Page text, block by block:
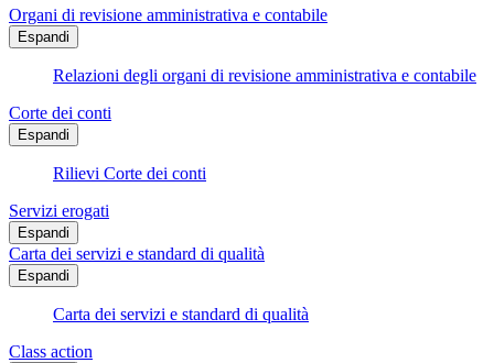
Organi di revisione amministrativa e contabile
Espandi
Relazioni degli organi di revisione amministrativa e contabile
Corte dei conti
Espandi
Rilievi Corte dei conti
Servizi erogati
Espandi
Carta dei servizi e standard di qualità
Espandi
Carta dei servizi e standard di qualità
Class action